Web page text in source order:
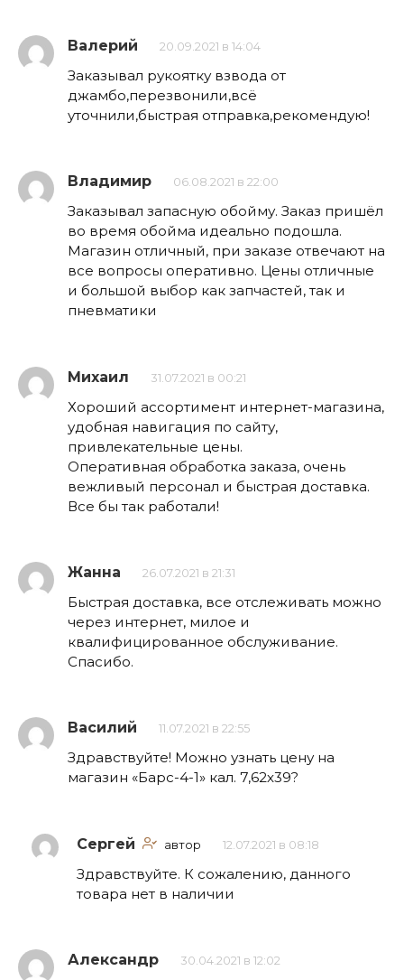
Валерий 20.09.2021 в 14:04
Заказывал рукоятку взвода от
джамбо,перезвонили,всё
уточнили,быстрая отправка,рекомендую!
Владимир 06.08.2021 в 22:00
Заказывал запасную обойму. Заказ пришёл
во время обойма идеально подошла.
Магазин отличный, при заказе отвечают на
все вопросы оперативно. Цены отличные
и большой выбор как запчастей, так и
пневматики
Михаил 31.07.2021 в 00:21
Хороший ассортимент интернет-магазина,
удобная навигация по сайту,
привлекательные цены.
Оперативная обработка заказа, очень
вежливый персонал и быстрая доставка.
Все бы так работали!
Жанна 26.07.2021 в 21:31
Быстрая доставка, все отслеживать можно
через интернет, милое и
квалифицированное обслуживание.
Спасибо.
Василий 11.07.2021 в 22:55
Здравствуйте! Можно узнать цену на
магазин «Барс-4-1» кал. 7,62х39?
Сергей автор 12.07.2021 в 08:18
Здравствуйте. К сожалению, данного
товара нет в наличии
Александр 30.04.2021 в 12:02